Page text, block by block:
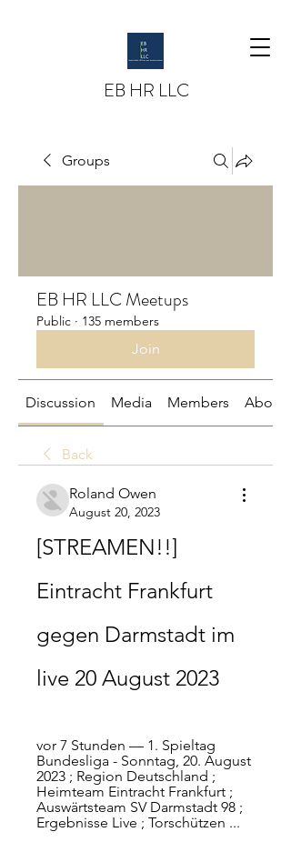
EB HR LLC
Groups
EB HR LLC Meetups
Public · 135 members
Join
Discussion Media Members About
Back
Roland Owen
August 20, 2023
[STREAMEN!!]
Eintracht Frankfurt
gegen Darmstadt im
live 20 August 2023
vor 7 Stunden — 1. Spieltag
Bundesliga - Sonntag, 20. August
2023 ; Region Deutschland ;
Heimteam Eintracht Frankfurt ;
Auswärtsteam SV Darmstadt 98 ;
Ergebnisse Live ; Torschützen ...